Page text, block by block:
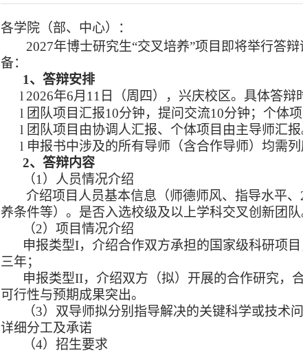
各学院（部、中心）：
2027年博士研究生“交叉培养”项目即将举行答
备：
1、 答辩安排
l 2026年6月 11日 （周 四 ）
，兴庆校区。具体答辩
l 团队项目汇报10分钟，提问交流10分钟；个体
l 团队项目由协调人汇报、个体项目由主导师汇报
l 申报书中涉及的所有导师（含合作导师）均需列
2、 答辩内容
（1） 人员情况介绍
介绍项目人员基本信息（师德师风、指导水平、
养条件等）。是否入选校级及以上学科交叉创新团队
（2）项目情况介绍
申报类型I，介绍合作双方承担的国家级科研项
三年；
申报类型II，介绍双方（拟）开展的合作研究，
可行性与预期成果突出。
（3）双导师拟分别指导解决的关键科学或技术
详细分工及承诺
（4）招生要求